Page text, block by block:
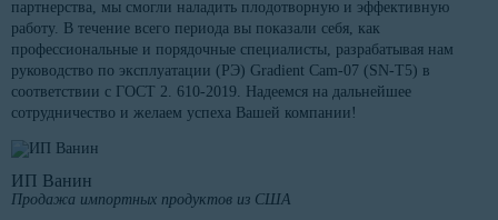
партнерства, мы смогли наладить плодотворную и эффективную
работу. В течение всего периода вы показали себя, как
профессиональные и порядочные специалисты, разрабатывая нам
руководство по эксплуатации (РЭ) Gradient Cam-07 (SN-T5) в
соответствии с ГОСТ 2. 610-2019. Надеемся на дальнейшее
сотрудничество и желаем успеха Вашей компании!
ИП Ванин
Продажа импортных продуктов из США